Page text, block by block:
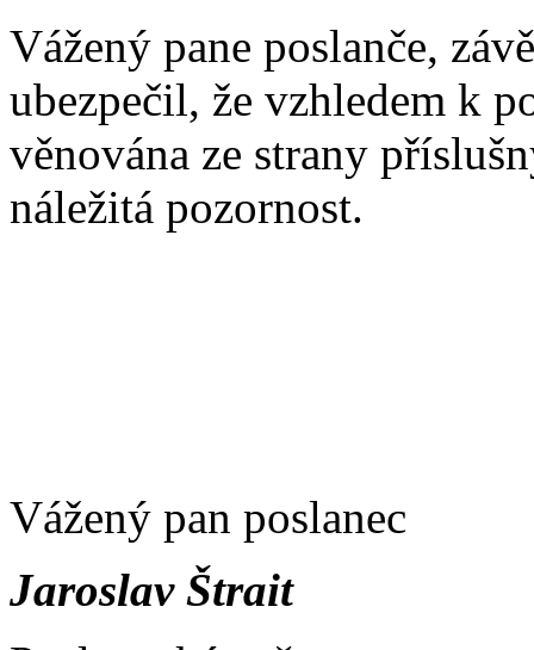
Vážený pane poslanče,
ubezpečil, že vzhledem k
věnována ze strany
náležitá pozornost.
Vážený pan poslanec
Jaroslav Štrait